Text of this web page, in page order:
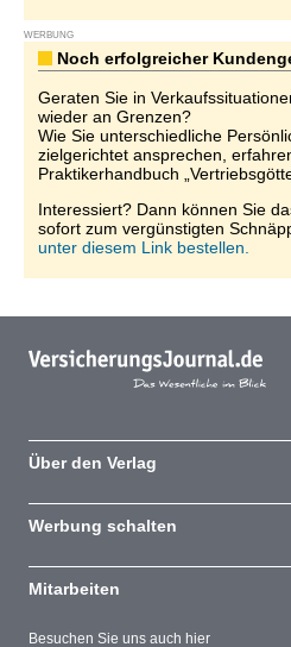
WERBUNG
Noch erfolgreicher
Geraten Sie in
wieder an Grenzen?
Wie Sie unterschiedliche
zielgerichtet ansprechen,
Praktikerhandbuch
Interessiert? Dann können Sie
sofort zum vergünstigten
unter diesem Link bestellen.
Besuchen Sie uns auch hier
Über den Verlag
Werbung schalten
Mitarbeiten